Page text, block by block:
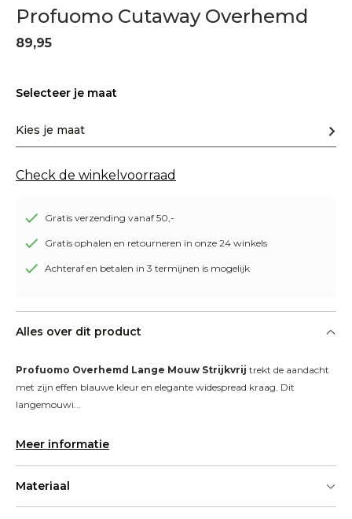
Profuomo Cutaway Overhemd
89,95
Selecteer je maat
Kies je maat
Check de winkelvoorraad
Gratis verzending vanaf 50,-
Gratis ophalen en retourneren in onze 24 winkels
Achteraf en betalen in 3 termijnen is mogelijk
Alles over dit product
Profuomo Overhemd Lange Mouw Strijkvrij trekt de aandacht
met zijn effen blauwe kleur en elegante widespread kraag. Dit
langemouwi...
Meer informatie
Materiaal